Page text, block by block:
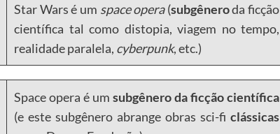
Star Wars é um space opera(subgêneroda ficção
científica tal como distopia, viagem no tempo,
realidade paralela, cyberpunk, etc.)
Space opera é um subgênero da ficção científica
(e este subgênero abrange obras sci-fi clássicas